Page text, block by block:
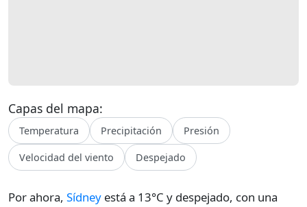
Capas del mapa:
Temperatura Precipitación Presión
Velocidad del viento Despejado
Por ahora, Sídney está a 13°C y despejado, con una